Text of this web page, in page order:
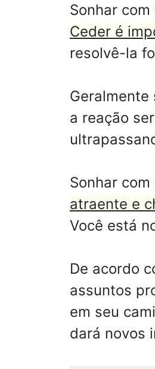
Sonhar
Ceder é
resolvê-la
a reação
Sonhar
atraente e
Você está
De acordo
assuntos
em seu
dará novos